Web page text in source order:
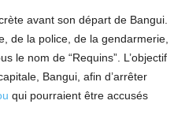
avant son départ de Bangui.
de la police, de la gendarmerie,
le nom de “Requins”. L’objectif
Bangui, afin d’arrêter
qui pourraient être accusés